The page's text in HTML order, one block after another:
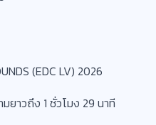
(EDC LV) 2026
ยาวถึง 1 ชั่วโมง 29 นาที